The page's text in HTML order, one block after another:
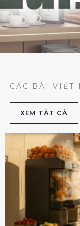
CÁC BÀI VIẾT
XEM TẮT CẢ